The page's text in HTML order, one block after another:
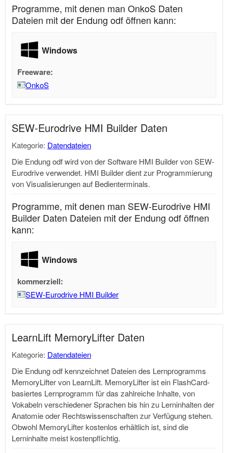
Programme, mit denen man OnkoS Daten
Dateien mit der Endung odf öffnen kann:
Windows
Freeware:
OnkoS
SEW-Eurodrive HMI Builder Daten
Kategorie: Datendateien
Die Endung odf wird von der Software HMI Builder von SEW-
Eurodrive verwendet. HMI Builder dient zur Programmierung
von Visualisierungen auf Bedienterminals.
Programme, mit denen man SEW-Eurodrive HMI
Builder Daten Dateien mit der Endung odf öffnen
kann:
Windows
kommerziell:
SEW-Eurodrive HMI Builder
LearnLift MemoryLifter Daten
Kategorie: Datendateien
Die Endung odf kennzeichnet Dateien des Lernprogramms
MemoryLifter von LearnLift. MemoryLifter ist ein FlashCard-
basiertes Lernprogramm für das zahlreiche Inhalte, von
Vokabeln verschiedener Sprachen bis hin zu Lerninhalten der
Anatomie oder Rechtswissenschaften zur Verfügung stehen.
Obwohl MemoryLifter kostenlos erhältlich ist, sind die
Lerninhalte meist kostenpflichtig.